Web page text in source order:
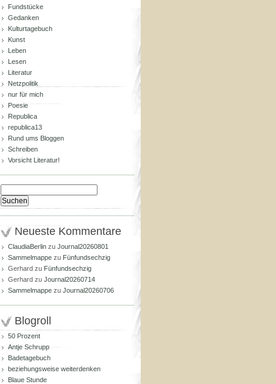
Fundstücke
Gedanken
Kulturtagebuch
Kunst
Leben
Lesen
Literatur
Netzpolitik
nur für mich
Poesie
Republica
republica13
Rund ums Bloggen
Schreiben
Vorsicht Literatur!
nach:
Neueste Kommentare
ClaudiaBerlin zu Journal20260801
Sammelmappe zu Fünfundsechzig
Gerhard zu Fünfundsechzig
Gerhard zu Journal20260714
Sammelmappe zu Journal20260706
Blogroll
50 Prozent
Antje Schrupp
Badetagebuch
beziehungsweise weiterdenken
Blaue Stunde